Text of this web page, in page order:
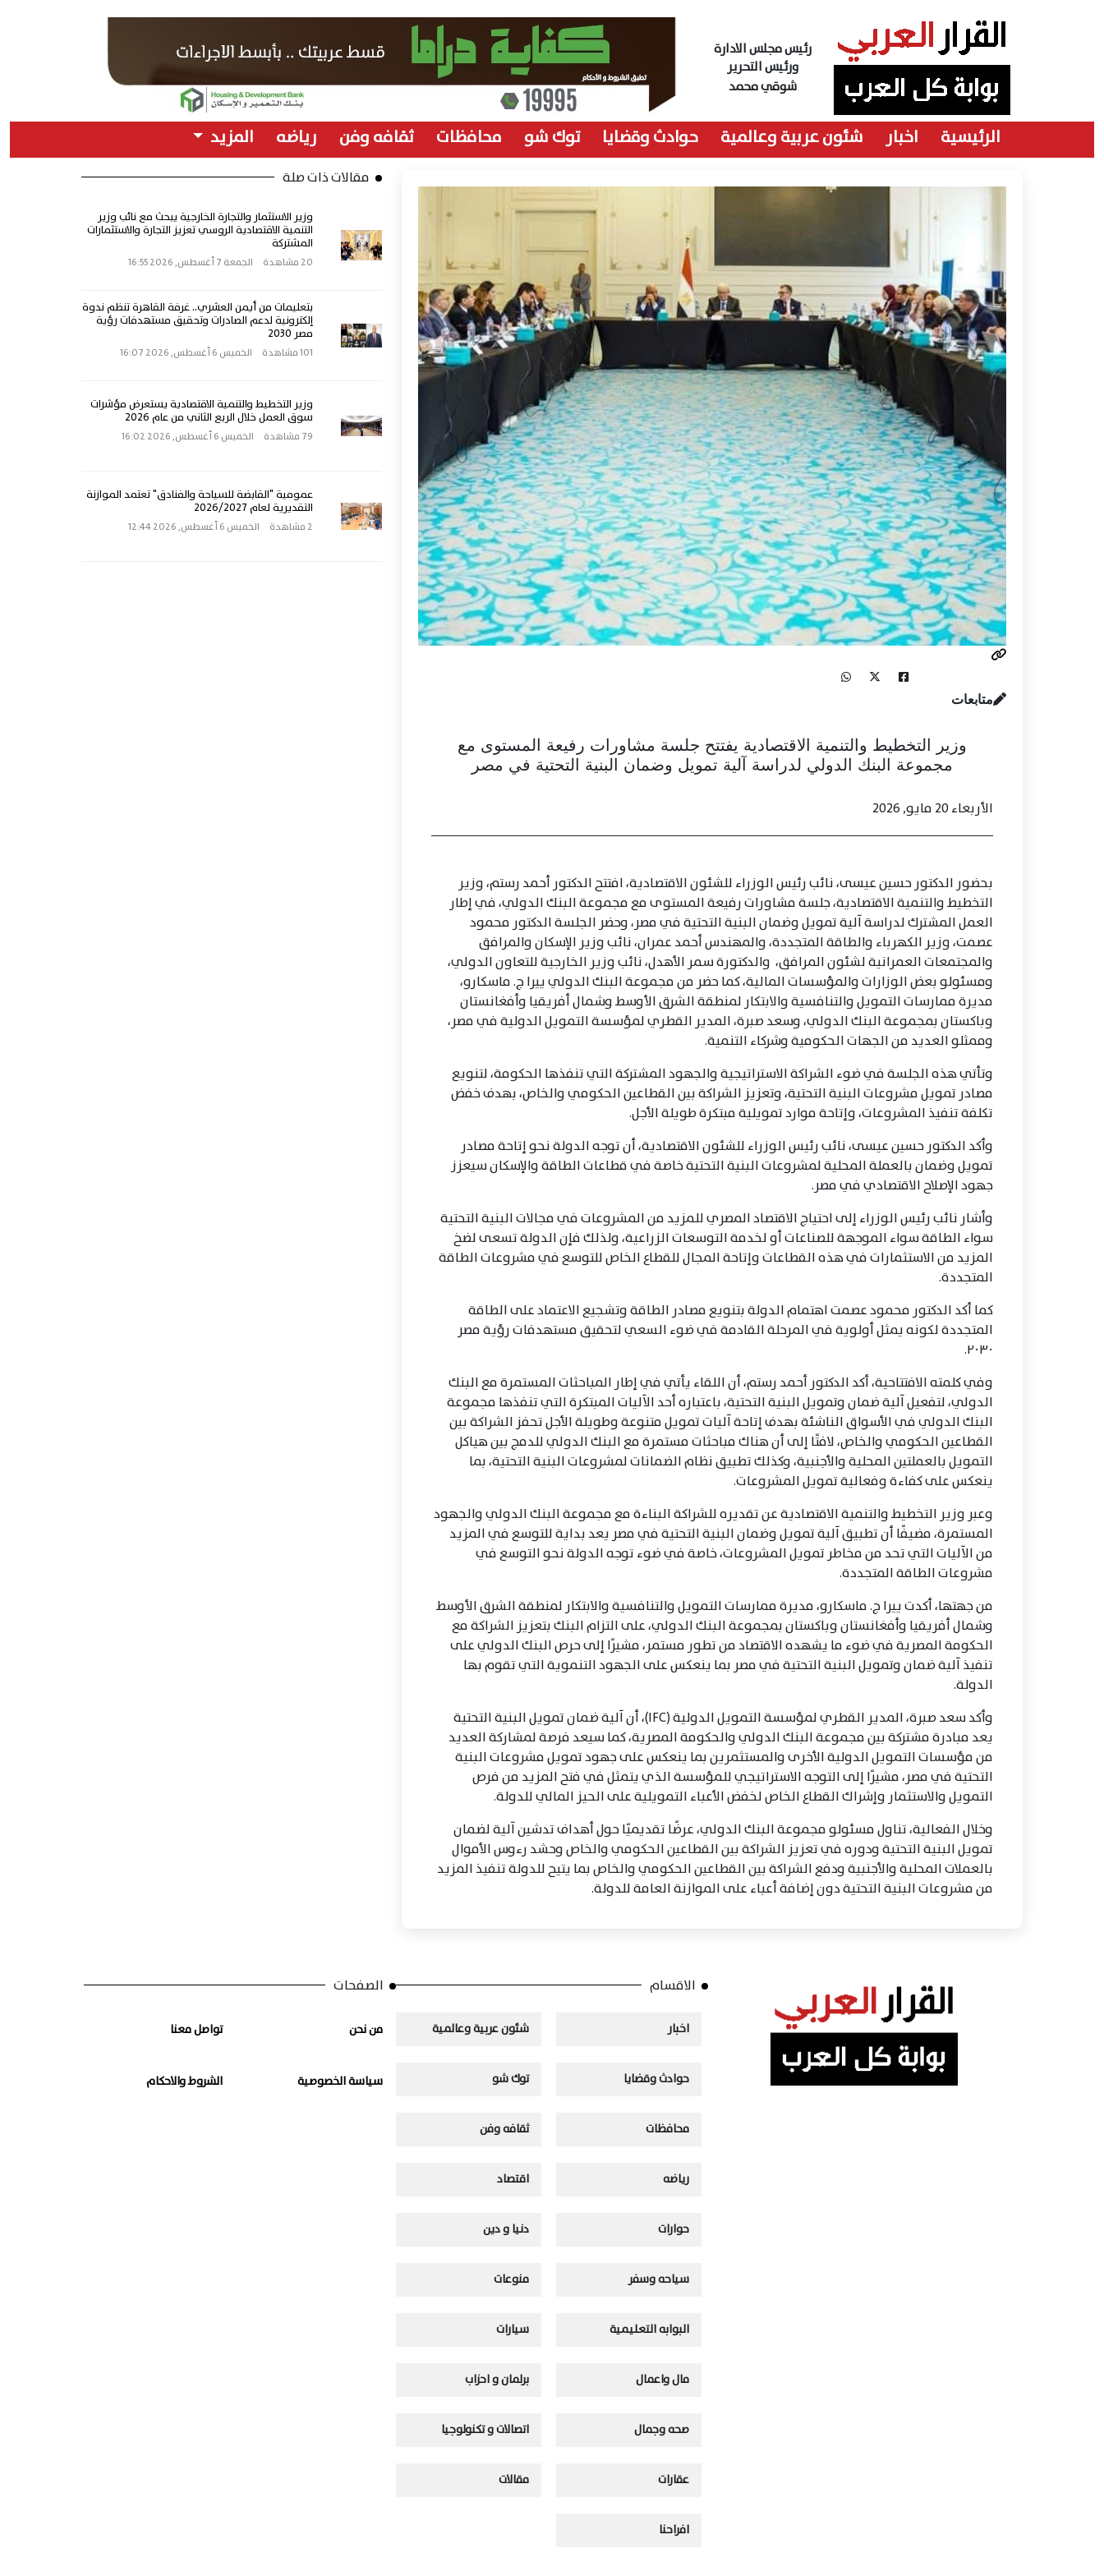
رئيس مجلس الادارة
ورئيس التحرير
شوقي محمد
الرئيسية اخبار شئون عربية وعالمية حوادث وقضايا توك شو محافظات ثقافه وفن رياضه المزيد
متابعات
وزير التخطيط والتنمية الاقتصادية يفتتح جلسة مشاورات رفيعة المستوى مع
مجموعة البنك الدولي لدراسة آلية تمويل وضمان البنية التحتية في مصر
الأربعاء 20 مايو, 2026
بحضور الدكتور حسين عيسى، نائب رئيس الوزراء للشئون الاقتصادية، افتتح الدكتور أحمد رستم، وزير
التخطيط والتنمية الاقتصادية، جلسة مشاورات رفيعة المستوى مع مجموعة البنك الدولي، في إطار
العمل المشترك لدراسة آلية تمويل وضمان البنية التحتية في مصر، وحضر الجلسة الدكتور محمود
عصمت، وزير الكهرباء والطاقة المتجددة، والمهندس أحمد عمران، نائب وزير الإسكان والمرافق
والمجتمعات العمرانية لشئون المرافق، والدكتورة سمر الأهدل، نائب وزير الخارجية للتعاون الدولي،
ومسئولو بعض الوزارات والمؤسسات المالية، كما حضر من مجموعة البنك الدولي ييرا ج. ماسكارو،
مديرة ممارسات التمويل والتنافسية والابتكار لمنطقة الشرق الأوسط وشمال أفريقيا وأفغانستان
وباكستان بمجموعة البنك الدولي، وسعد صبرة، المدير القطري لمؤسسة التمويل الدولية في مصر،
وممثلو العديد من الجهات الحكومية وشركاء التنمية.
وتأتي هذه الجلسة في ضوء الشراكة الاستراتيجية والجهود المشتركة التي تنفذها الحكومة، لتنويع
مصادر تمويل مشروعات البنية التحتية، وتعزيز الشراكة بين القطاعين الحكومي والخاص، بهدف خفض
تكلفة تنفيذ المشروعات، وإتاحة موارد تمويلية مبتكرة طويلة الأجل.
وأكد الدكتور حسين عيسى، نائب رئيس الوزراء للشئون الاقتصادية، أن توجه الدولة نحو إتاحة مصادر
تمويل وضمان بالعملة المحلية لمشروعات البنية التحتية خاصة في قطاعات الطاقة والإسكان سيعزز
جهود الإصلاح الاقتصادي في مصر.
وأشار نائب رئيس الوزراء إلى احتياج الاقتصاد المصري للمزيد من المشروعات في مجالات البنية التحتية
سواء الطاقة سواء الموجهة للصناعات أو لخدمة التوسعات الزراعية، ولذلك فإن الدولة تسعى لضخ
المزيد من الاستثمارات في هذه القطاعات وإتاحة المجال للقطاع الخاص للتوسع في مشروعات الطاقة
المتجددة.
كما أكد الدكتور محمود عصمت اهتمام الدولة بتنويع مصادر الطاقة وتشجيع الاعتماد على الطاقة
المتجددة لكونه يمثل أولوية في المرحلة القادمة في ضوء السعي لتحقيق مستهدفات رؤية مصر
٢٠٣٠.
وفي كلمته الافتتاحية، أكد الدكتور أحمد رستم، أن اللقاء يأتي في إطار المباحثات المستمرة مع البنك
الدولي، لتفعيل آلية ضمان وتمويل البنية التحتية، باعتباره أحد الآليات المبتكرة التي تنفذها مجموعة
البنك الدولي في الأسواق الناشئة بهدف إتاحة آليات تمويل متنوعة وطويلة الأجل تحفز الشراكة بين
القطاعين الحكومي والخاص، لافتًا إلى أن هناك مباحثات مستمرة مع البنك الدولي للدمج بين هياكل
التمويل بالعملتين المحلية والأجنبية، وكذلك تطبيق نظام الضمانات لمشروعات البنية التحتية، بما
ينعكس على كفاءة وفعالية تمويل المشروعات.
وعبر وزير التخطيط والتنمية الاقتصادية عن تقديره للشراكة البناءة مع مجموعة البنك الدولي والجهود
المستمرة، مضيفًا أن تطبيق آلية تمويل وضمان البنية التحتية في مصر يعد بداية للتوسع في المزيد
من الآليات التي تحد من مخاطر تمويل المشروعات، خاصة في ضوء توجه الدولة نحو التوسع في
مشروعات الطاقة المتجددة.
من جهتها، أكدت ييرا ج. ماسكارو، مديرة ممارسات التمويل والتنافسية والابتكار لمنطقة الشرق الأوسط
وشمال أفريقيا وأفغانستان وباكستان بمجموعة البنك الدولي، على التزام البنك بتعزيز الشراكة مع
الحكومة المصرية في ضوء ما يشهده الاقتصاد من تطور مستمر، مشيرًا إلى حرص البنك الدولي على
تنفيذ آلية ضمان وتمويل البنية التحتية في مصر بما ينعكس على الجهود التنموية التي تقوم بها
الدولة.
وأكد سعد صبرة، المدير القطري لمؤسسة التمويل الدولية (IFC)، أن آلية ضمان تمويل البنية التحتية
يعد مبادرة مشتركة بين مجموعة البنك الدولي والحكومة المصرية، كما سيعد فرصة لمشاركة العديد
من مؤسسات التمويل الدولية الأخرى والمستثمرين بما ينعكس على جهود تمويل مشروعات البنية
التحتية في مصر، مشيرًا إلى التوجه الاستراتيجي للمؤسسة الذي يتمثل في فتح المزيد من فرص
التمويل والاستثمار وإشراك القطاع الخاص لخفض الأعباء التمويلية على الحيز المالي للدولة.
وخلال الفعالية، تناول مسئولو مجموعة البنك الدولي، عرضًا تقديميًا حول أهداف تدشين آلية لضمان
تمويل البنية التحتية ودوره في تعزيز الشراكة بين القطاعين الحكومي والخاص وحشد رءوس الأموال
بالعملات المحلية والأجنبية ودفع الشراكة بين القطاعين الحكومي والخاص بما يتيح للدولة تنفيذ المزيد
من مشروعات البنية التحتية دون إضافة أعباء على الموازنة العامة للدولة.
مقالات ذات صلة
وزير الاستثمار والتجارة الخارجية يبحث مع نائب وزير
التنمية الاقتصادية الروسي تعزيز التجارة والاستثمارات
المشتركة
20 مشاهدة الجمعة 7 أغسطس, 2026 16:55
بتعليمات من أيمن العشري.. غرفة القاهرة تنظم ندوة
إلكترونية لدعم الصادرات وتحقيق مستهدفات رؤية
مصر 2030
101 مشاهدة الخميس 6 أغسطس, 2026 16:07
وزير التخطيط والتنمية الاقتصادية يستعرض مؤشرات
سوق العمل خلال الربع الثاني من عام 2026
79 مشاهدة الخميس 6 أغسطس, 2026 16:02
عمومية "القابضة للسياحة والفنادق" تعتمد الموازنة
التقديرية لعام 2026/2027
2 مشاهدة الخميس 6 أغسطس, 2026 12:44
الاقسام
اخبار شئون عربية وعالمية
حوادث وقضايا توك شو
محافظات ثقافه وفن
رياضه اقتصاد
حوارات دنيا و دين
سياحه وسفر منوعات
البوابه التعليمية سيارات
مال واعمال برلمان و احزاب
صحه وجمال اتصالات و تكنولوجيا
عقارات مقالات
افراحنا
الصفحات
من نحن تواصل معنا
سياسة الخصوصية الشروط والاحكام